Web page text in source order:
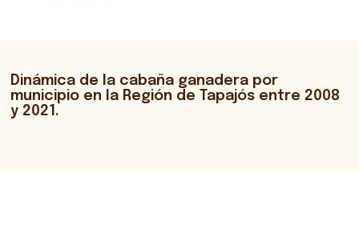
Dinámica de la cabaña ganadera por
municipio en la Región de Tapajós entre 2008
y 2021.